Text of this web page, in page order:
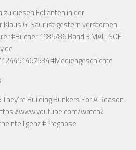
zu diesen Folianten in der
Klaus G. Saur ist gestern verstorben.
#Bücher 1985/86 Band 3 MAL-SOF
#Mediengeschichte
Building Bunkers For A Reason -
www.youtube.com/watch?
#Prognose